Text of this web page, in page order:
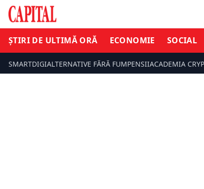
ȘTIRI DE ULTIMĂ ORĂ ECONOMIE SOCIAL
SMARTDIGIALTERNATIVE FĂRĂ FUMPENSIIACADEMIA